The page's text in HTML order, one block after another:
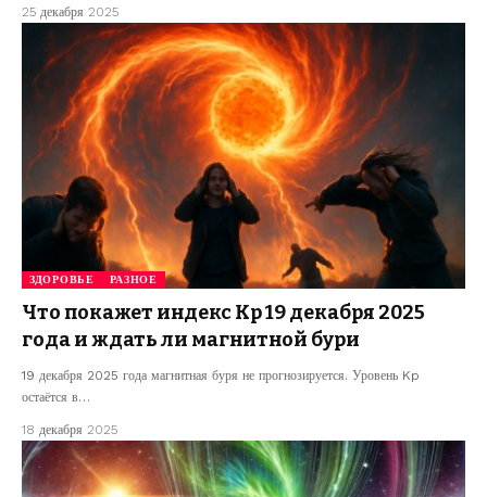
25 декабря 2025
ЗДОРОВЬЕ РАЗНОЕ
Что покажет индекс Kp 19 декабря 2025
года и ждать ли магнитной бури
19 декабря 2025 года магнитная буря не прогнозируется. Уровень Kp
остаётся в…
18 декабря 2025